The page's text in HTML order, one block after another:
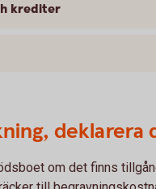
krediter
deklarera
om det finns